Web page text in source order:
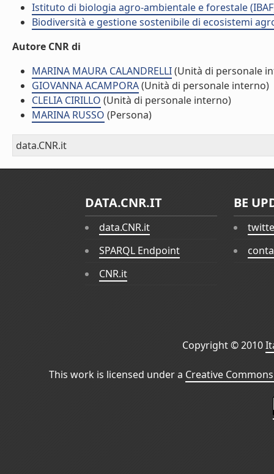
Istituto di biologia agro-ambientale e forestale
Biodiversità e gestione sostenibile di ecosistemi
Autore CNR di
MARINA MAURA CALANDRELLI(Unità di personale
GIOVANNA ACAMPORA(Unità di personale interno)
CLELIA CIRILLO (Unità di personale interno)
MARINA RUSSO (Persona)
data.CNR.it
DATA.CNR.IT
data.CNR.it
SPARQL Endpoint
CNR.it
BE
Copyright © 2010
This work is licensed under a Creative